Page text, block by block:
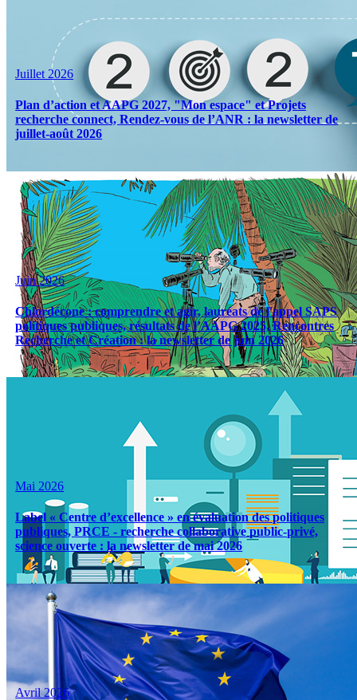
Juillet 2026
Plan d’action et AAPG 2027, "Mon espace" et Projets
recherche connect, Rendez-vous de l’ANR : la newsletter de
juillet-août 2026
Juin 2026
Chlordécone : comprendre et agir, lauréats de l'appel SAPS
politiques publiques, résultats de l’AAPG 2025, Rencontres
Recherche et Création : la newsletter de juin 2026
Mai 2026
Label « Centre d’excellence » en évaluation des politiques
publiques, PRCE - recherche collaborative public-privé,
science ouverte : la newsletter de mai 2026
Avril 2026